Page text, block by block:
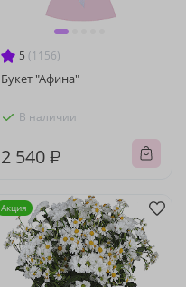
5 (1156)
Букет "Афина"
В наличии
2 540 ₽
Акция